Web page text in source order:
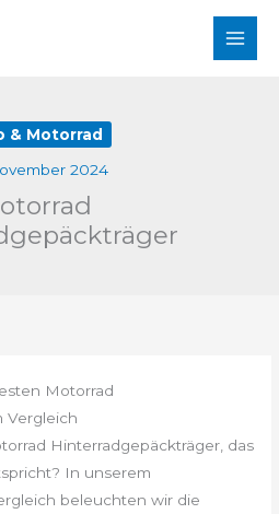
& Motorrad
2024
Motorrad
Vergleich
Hinterradgepäckträger, das
In unserem
beleuchten wir die